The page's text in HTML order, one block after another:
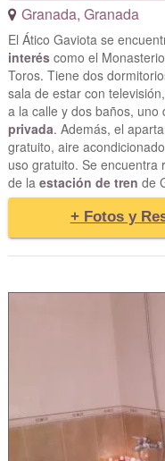
Granada, Granada
El Ático Gaviota se
interéscomo el
Toros. Tiene dos
sala de estar con televisión,
a la calle y dos baños, uno
privada. Además, el
gratuito, aire
uso gratuito. Se encuentra
de la estación de tren de
+ Fotos y